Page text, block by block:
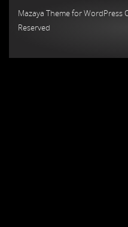
Mazaya Theme for WordPress
Reserved